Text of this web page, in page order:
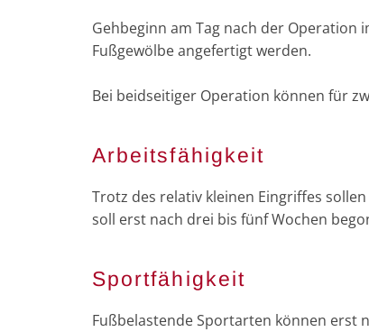
Gehbeginn am Tag nach der Operation
Fußgewölbe angefertigt werden.
Bei beidseitiger Operation können für
Arbeitsfähigkeit
Trotz des relativ kleinen Eingriffes
soll erst nach drei bis fünf Wochen
Sportfähigkeit
Fußbelastende Sportarten können erst